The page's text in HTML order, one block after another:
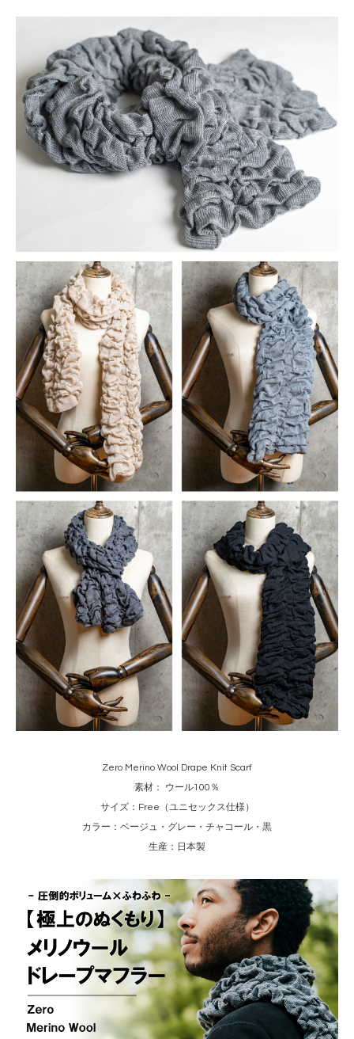
Zero Merino Wool Drape Knit Scarf
素材： ウール100％
サイズ：Free（ユニセックス仕様）
カラー：ベージュ・グレー・チャコール・黒
生産：日本製